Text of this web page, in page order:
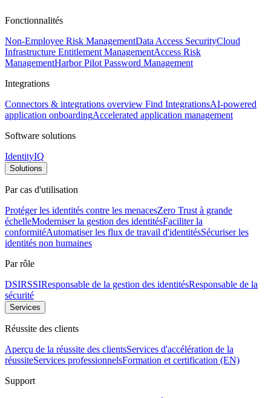
Fonctionnalités
Non-Employee Risk ManagementData Access SecurityCloud
Infrastructure Entitlement ManagementAccess Risk
ManagementHarbor Pilot Password Management
Integrations
Connectors & integrations overview Find IntegrationsAI-powered
application onboardingAccelerated application management
Software solutions
IdentityIQ
Solutions
Par cas d'utilisation
Protéger les identités contre les menacesZero Trust à grande
échelleModerniser la gestion des identitésFaciliter la
conformitéAutomatiser les flux de travail d'identitésSécuriser les
identités non humaines
Par rôle
DSIRSSIResponsable de la gestion des identitésResponsable de la
sécurité
Services
Réussite des clients
Aperçu de la réussite des clientsServices d'accélération de la
réussiteServices professionnelsFormation et certification (EN)
Support